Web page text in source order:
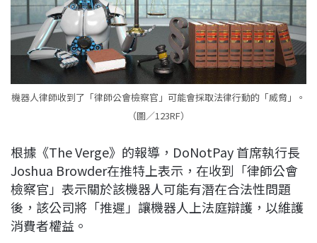
機器人律師收到了「律師公會檢察官」可能會採取法律行動的「威脅」。
（圖／123RF）
根據《The Verge》的報導，DoNotPay 首席執行長
Joshua Browder在推特上表示，在收到「律師公會
檢察官」表示關於該機器人可能有潛在合法性問題
後，該公司將「推遲」讓機器人上法庭辯護，以維護
消費者權益。